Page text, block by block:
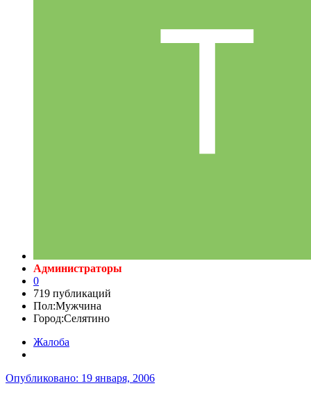
Администраторы
0
719 публикаций
Пол:Мужчина
Город:Селятино
Жалоба
Опубликовано: 19 января, 2006